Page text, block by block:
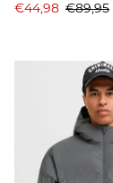
Aanbiedingsprijs
€44,98 Prijs
€89,95